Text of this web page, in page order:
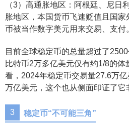
（3）高通胀地区：阿根廷、尼日
胀地区，本国货币飞速贬值且国
币被当作数字美元用来交易、支付
目前全球稳定币的总量超过了
比特币2万多亿美元仅有约1/8的
看，2024年稳定币交易量27.6万
万亿美元，这个也从侧面印证了它
3 稳定币“不可能三角”